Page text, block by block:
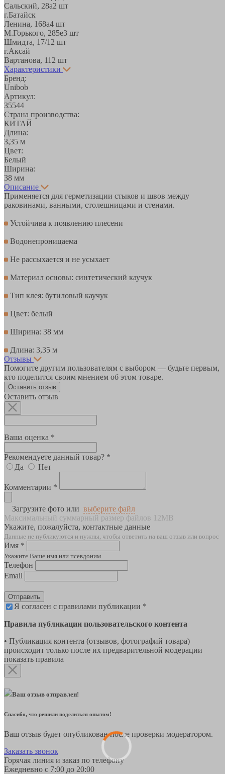
Сальский, 28a2 шт
г.Батайск
Ленина, 168а4 шт
М.Горького, 285е3 шт
Шмидта, 17/1 2 шт
г.Аксай
Вартанова, 11 2 шт
Характеристики
Бренд:
Unibob
Артикул:
35544
Страна производства:
КИТАЙ
Длина:
3,35 м
Цвет:
Белый
Ширина:
38 мм
Описание
Применяется для герметизации стыков и швов между
раковинами, ванными, столешницами и стенами.
Устойчива к появлению плесени
Водонепроницаема
Не рассыхается и не усыхает
Материал основы: синтетический каучук
Тип клея: бутиловый каучук
Цвет: белый
Ширина: 38 мм
Длина: 3,35 м
Отзывы
Помогите другим пользователям с выбором — будьте первым,
кто поделится своим мнением об этом товаре.
Оставить отзыв
Оставить отзыв
Ваша оценка *
Рекомендуете данный товар? *
Да
Нет
Комментарии *
Загрузите фото или выберите файл
Максимальный суммарный размер файлов 12MB
Укажите, пожалуйста, контактные данные
Данные не публикуются и нужны, чтобы ответить на ваш отзыв или вопрос
Имя *
Укажите Ваше имя или псевдоним
Телефон
Email
Отправить
Я согласен с правилами публикации *
Правила публикации пользовательского контента
• Публикация контента (отзывов, фотографий товара)
происходит только после их предварительной модерации
показать правила
Ваш отзыв отправлен!
Спасибо, что решили поделиться опытом!
Ваш отзыв будет опубликован после проверки модератором.
Заказать звонок
Горячая линия и заказ по телефону
Ежедневно с 7:00 до 20:00